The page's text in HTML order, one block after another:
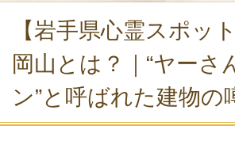
【岩手県心霊スポッ
岡山とは？｜“ヤーさ
ン”と呼ばれた建物の